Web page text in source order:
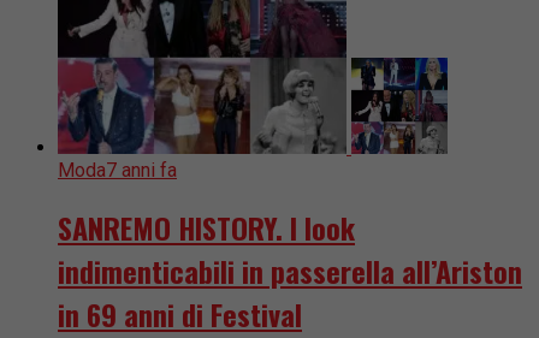
Moda7 anni fa
SANREMO HISTORY. I look
indimenticabili in passerella all’Ariston
in 69 anni di Festival